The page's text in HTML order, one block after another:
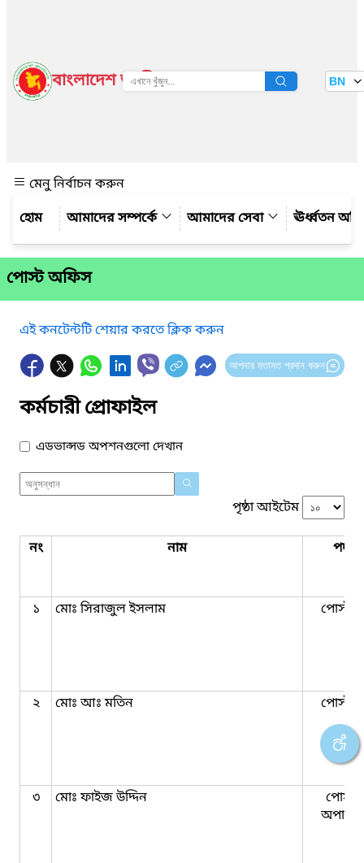
বাংলাদেশ জাতীয় তথ্য বাতায়ন BN
মেনু নির্বাচন করুন
আমাদের সম্পর্কে
আমাদের সেবা ঊর্ধ্বতন
পোস্ট অফিস
এই কনটেন্টটি শেয়ার করতে ক্লিক করুন
আপনার মতামত প্রদান করুন
কর্মচারী প্রোফাইল
এডভান্সড অপশনগুলো দেখান
পৃষ্ঠা আইটেম
নং নাম পদবি
১ মোঃ সিরাজুল ইসলাম
২ মোঃ আঃ মতিন
৩ মোঃ ফাইজ উদ্দিন